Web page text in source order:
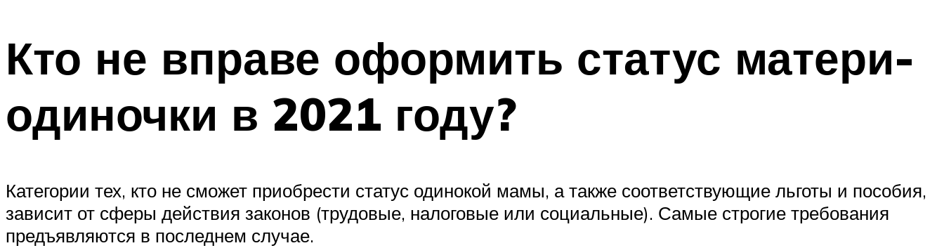
Кто не вправе оформить статус матери-
одиночки в 2021 году?
Категории тех, кто не сможет приобрести статус одинокой мамы, а также соответствующие льготы и пособия,
зависит от сферы действия законов (трудовые, налоговые или социальные). Самые строгие требования
предъявляются в последнем случае.